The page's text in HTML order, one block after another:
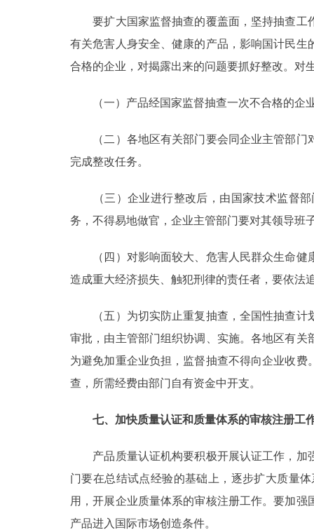
要扩大国家监督抽查的覆盖面，坚持抽查工
有关危害人身安全、健康的产品，影响国计民
合格的企业，对揭露出来的问题要抓好整改。对
（一）产品经国家监督抽查一次不合格的企业
（二）各地区有关部门要会同企业主管部门
完成整改任务。
（三）企业进行整改后，由国家技术监督部
务，不得易地做官，企业主管部门要对其领导班
（四）对影响面较大、危害人民群众生命健
造成重大经济损失、触犯刑律的责任者，要依法
（五）为切实防止重复抽查，全国性抽查计
审批，由主管部门组织协调、实施。各地区有
为避免加重企业负担，监督抽查不得向企业收
查，所需经费由部门自有资金中开支。
七、加快质量认证和质量体系的审核注册工
产品质量认证机构要积极开展认证工作，加
门要在总结试点经验的基础上，逐步扩大质量
用，开展企业质量体系的审核注册工作。要加
产品进入国际市场创造条件。